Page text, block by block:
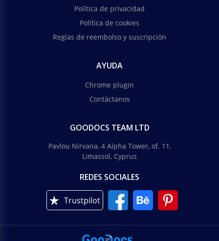
Política de privacidad
Política de cookies
Reglas de reembolso y suscripción
AYUDA
Chrome plugin
Contáctanos
GOODOCS TEAM LTD
Pavlou Nirvana, 4 Alpha Tower, of. 11,
Limassol, Cyprus
REDES SOCIALES
Trustpilot